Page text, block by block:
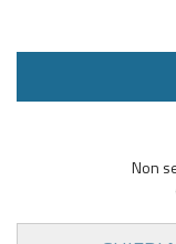
Non